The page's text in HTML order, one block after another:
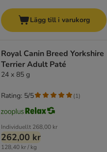
Lägg till i varukorg
Royal Canin Breed Yorkshire
Terrier Adult Paté
24 x 85 g
Individuellt 268,00 kr
262,00 kr
128,40 kr / kg
Rating: 5/5 (1)